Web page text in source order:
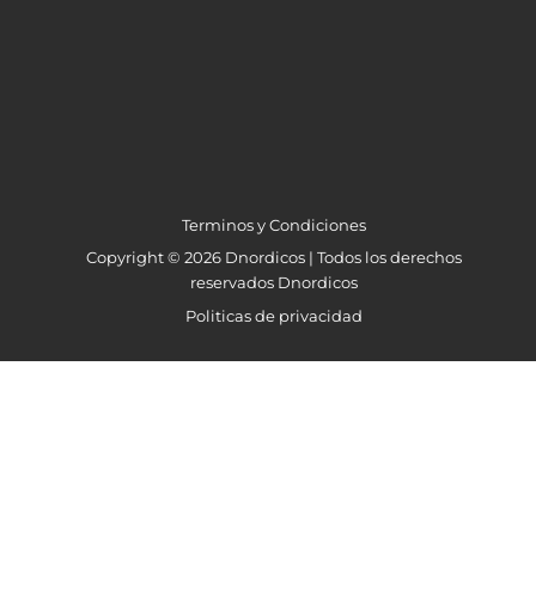
Terminos y Condiciones
Copyright © 2026 Dnordicos | Todos los derechos
reservados Dnordicos
Politicas de privacidad